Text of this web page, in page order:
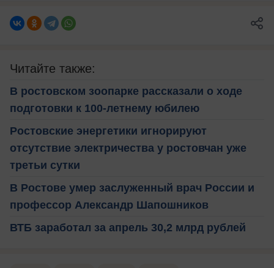
Читайте также:
В ростовском зоопарке рассказали о ходе
подготовки к 100-летнему юбилею
Ростовские энергетики игнорируют
отсутствие электричества у ростовчан уже
третьи сутки
В Ростове умер заслуженный врач России и
профессор Александр Шапошников
ВТБ заработал за апрель 30,2 млрд рублей